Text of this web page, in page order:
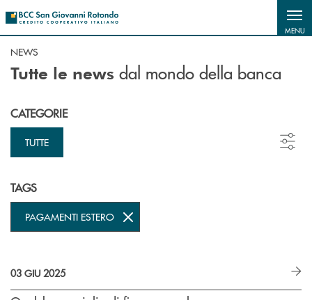
MENU
NEWS
Tutte le news dal mondo della banca
CATEGORIE
TUTTE
TAGS
PAGAMENTI ESTERO
03 GIU 2025